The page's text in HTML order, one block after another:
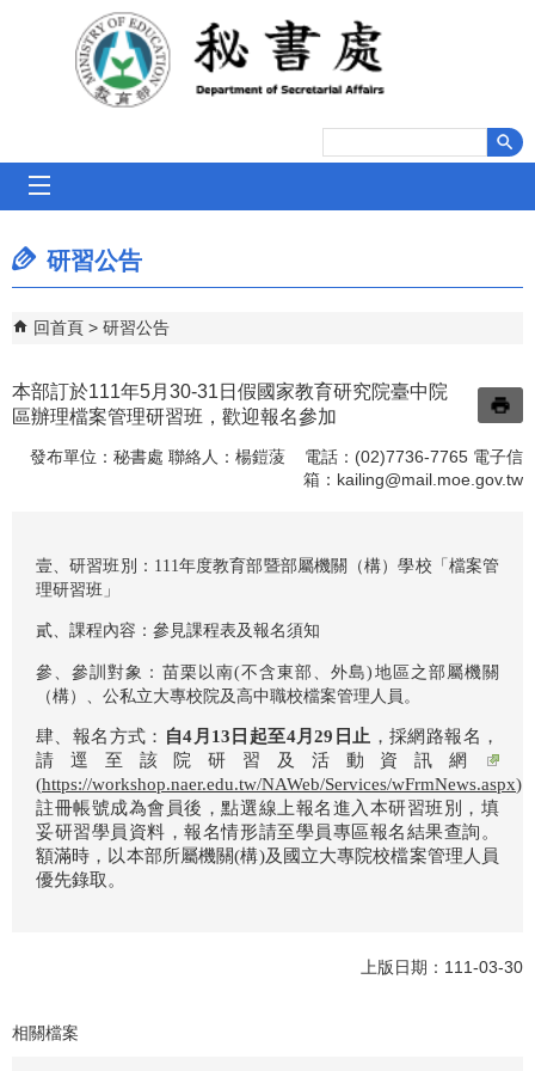
跳到主要內容區塊
研習公告
回首頁 研習公告
本部訂於111年5月30-31日假國家教育研究院臺中院
區辦理檔案管理研習班，歡迎報名參加
發布單位：秘書處 聯絡人：楊鎧蔆 電話：(02)7736-7765 電子信
箱： kailing@mail.moe.gov.tw
壹、研習班別：111年度教育部暨部屬機關（構）學校「檔案管
理研習班」
貳、課程內容：參見課程表及報名須知
參、參訓對象：苗栗以南(不含東部、外島)地區之部屬機關
（構）、公私立大專校院及高中職校檔案管理人員。
肆、報名方式： 自4月13日起至4月29日止 ，採網路報名，
請逕至 該院研習及活動資訊網
(https://workshop.naer.edu.tw/NAWeb/Services/wFrmNews.aspx)
註冊帳號成為會員後，點選線上報名進入本研習班別，填
妥研習學員資料，報名情形請至學員專區報名結果查詢。
額滿時，以本部所屬機關(構)及國立大專院校檔案管理人員
優先錄取。
上版日期：111-03-30
相關檔案